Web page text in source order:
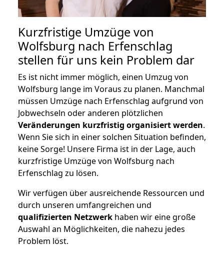
Kurzfristige Umzüge von
Wolfsburg nach Erfenschlag
stellen für uns kein Problem dar
Es ist nicht immer möglich, einen Umzug von
Wolfsburg lange im Voraus zu planen. Manchmal
müssen Umzüge nach Erfenschlag aufgrund von
Jobwechseln oder anderen plötzlichen
Veränderungen kurzfristig organisiert werden.
Wenn Sie sich in einer solchen Situation befinden,
keine Sorge! Unsere Firma ist in der Lage, auch
kurzfristige Umzüge von Wolfsburg nach
Erfenschlag zu lösen.
Wir verfügen über ausreichende Ressourcen und
durch unseren umfangreichen und
qualifizierten Netzwerk haben wir eine große
Auswahl an Möglichkeiten, die nahezu jedes
Problem löst.